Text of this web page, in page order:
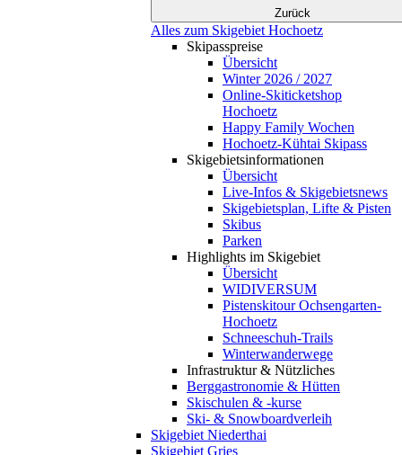
Zurück
Alles zum Skigebiet Hochoetz
Skipasspreise
Übersicht
Winter 2026 / 2027
Online-Skiticketshop
Hochoetz
Happy Family Wochen
Hochoetz-Kühtai Skipass
Skigebietsinformationen
Übersicht
Live-Infos & Skigebietsnews
Skigebietsplan, Lifte & Pisten
Skibus
Parken
Highlights im Skigebiet
Übersicht
WIDIVERSUM
Pistenskitour Ochsengarten-
Hochoetz
Schneeschuh-Trails
Winterwanderwege
Infrastruktur & Nützliches
Berggastronomie & Hütten
Skischulen & -kurse
Ski- & Snowboardverleih
Skigebiet Niederthai
Skigebiet Gries